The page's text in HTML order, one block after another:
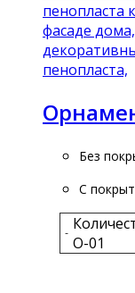
Без
С
- О-01